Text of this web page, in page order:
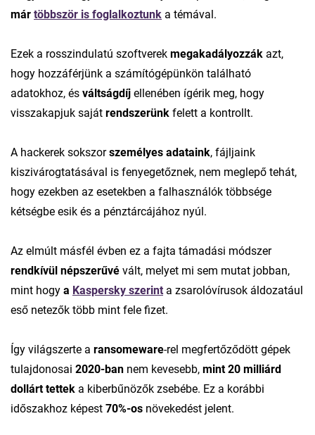
már többször is foglalkoztunk a témával.
Ezek a rosszindulatú szoftverek megakadályozzák azt,
hogy hozzáférjünk a számítógépünkön található
adatokhoz, és váltságdíj ellenében ígérik meg, hogy
visszakapjuk saját rendszerünk felett a kontrollt.
A hackerek sokszorszemélyes adataink, fájljaink
kiszivárogtatásával is fenyegetőznek, nem meglepő tehát,
hogy ezekben az esetekben a falhasználók többsége
kétségbe esik és a pénztárcájához nyúl.
Az elmúlt másfél évben ez a fajta támadási módszer
rendkívül népszerűvé vált, melyet mi sem mutat jobban,
mint hogy a Kaspersky szerint a zsarolóvírusok áldozatául
eső netezők több mint fele fizet.
Így világszerte a ransomeware-rel megfertőződött gépek
tulajdonosai 2020-ban nem kevesebb, mint 20 milliárd
dollárt tettek a kiberbűnözők zsebébe. Ez a korábbi
időszakhoz képest 70%-os növekedést jelent.